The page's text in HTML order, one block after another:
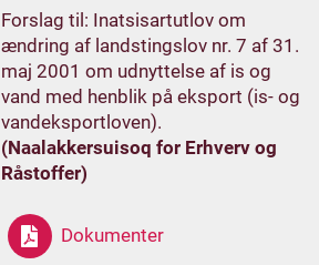
Forslag til: Inatsisartutlov om
ændring af landstingslov nr. 7 af 31.
maj 2001 om udnyttelse af is og
vand med henblik på eksport (is- og
vandeksportloven).
(Naalakkersuisoq for Erhverv og
Råstoffer)
Dokumenter